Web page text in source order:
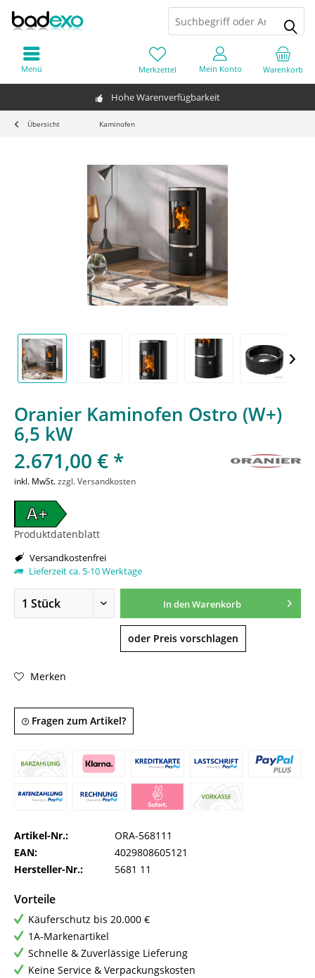
Hohe Warenverfügbarkeit
Warenkorb
Merkzettel Mein Konto
Menü
Übersicht Kaminofen
Oranier Kaminofen Ostro (W+)
6,5 kW
2.671,00 € *
inkl. MwSt.zzgl. Versandkosten
A+
Produktdatenblatt
Versandkostenfrei
Lieferzeit ca. 5-10 Werktage
In denWarenkorb
oder Preis vorschlagen
Merken
Fragen zum Artikel?
Artikel-Nr.:
ORA-568111
EAN:
4029808605121
Hersteller-Nr.:
5681 11
Vorteile
Käuferschutz bis 20.000 €
1A-Markenartikel
Schnelle & Zuverlässige Lieferung
Keine Service & Verpackungskosten